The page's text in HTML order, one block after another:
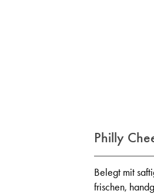
Philly
Belegt mit
frischen,